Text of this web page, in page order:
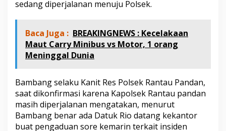
sedang diperjalanan menuju Polsek.
Baca Juga : BREAKINGNEWS : Kecelakaan
Maut Carry Minibus vs Motor, 1 orang
Meninggal Dunia
Bambang selaku Kanit Res Polsek Rantau Pandan,
saat dikonfirmasi karena Kapolsek Rantau pandan
masih diperjalanan mengatakan, menurut
Bambang benar ada Datuk Rio datang kekantor
buat pengaduan sore kemarin terkait insiden